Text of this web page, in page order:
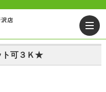
可３Ｋ★